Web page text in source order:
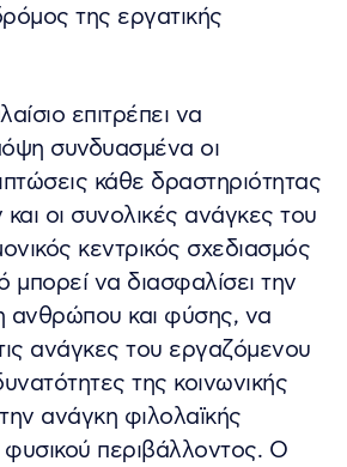
της εργατικής
επιτρέπει να
συνδυασμένα οι
κάθε δραστηριότητας
οι συνολικές ανάγκες του
κεντρικός σχεδιασμός
μπορεί να διασφαλίσει την
ανθρώπου και φύσης, να
ανάγκες του εργαζόμενου
της κοινωνικής
ανάγκη φιλολαϊκής
φυσικού περιβάλλοντος. Ο